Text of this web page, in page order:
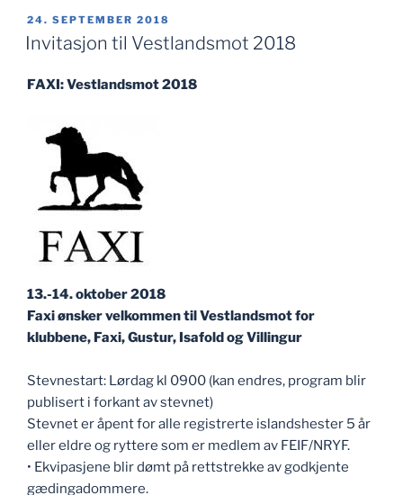
Sydvestmesterskapet»
PUBLISERT
24. SEPTEMBER 2018
Invitasjon til Vestlandsmot 2018
FAXI: Vestlandsmot 2018
13.-14. oktober 2018
Faxi ønsker velkommen til Vestlandsmot for
klubbene, Faxi, Gustur, Isafold og Villingur
Stevnestart: Lørdag kl 0900 (kan endres, program blir
publisert i forkant av stevnet)
Stevnet er åpent for alle registrerte islandshester 5 år
eller eldre og ryttere som er medlem av FEIF/NRYF.
• Ekvipasjene blir dømt på rettstrekke av godkjente
gædingadommere.